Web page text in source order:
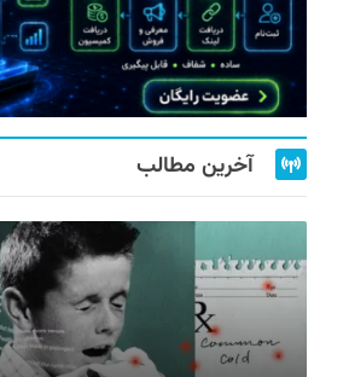
آخرین مطالب